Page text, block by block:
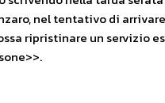
nel tentativo di
ripristinare un servizio